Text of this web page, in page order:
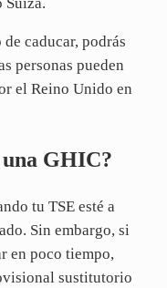
caducar, podrás
personas pueden
el Reino Unido en
GHIC?
tu TSE esté a
Sin embargo, si
en poco tiempo,
sustitutorio